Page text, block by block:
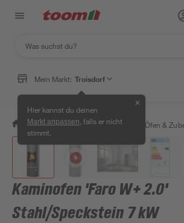
Mein Markt: Troisdorf
Hier kannst du deinen
Markt anpassen , falls er nicht
stimmt.
✕
/ Bauen & Renovieren / Kamine, Öfen &
Kaminofen 'Faro W+ 2.0'
Stahl/Speckstein 7 kW